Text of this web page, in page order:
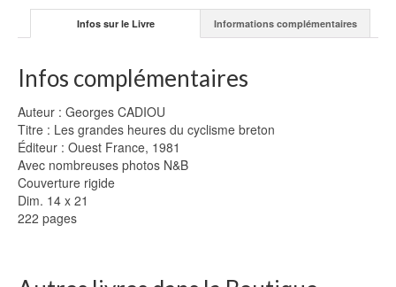
Infos sur le Livre Informations complémentaires
Infos complémentaires
Auteur : Georges CADIOU
Titre : Les grandes heures du cyclisme breton
Éditeur : Ouest France, 1981
Avec nombreuses photos N&B
Couverture rigide
Dim. 14 x 21
222 pages